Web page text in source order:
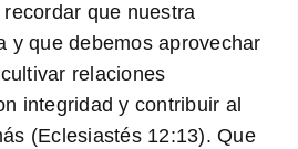
que nuestra
y que debemos aprovechar
relaciones
integridad y contribuir al
(Eclesiastés 12:13). Que